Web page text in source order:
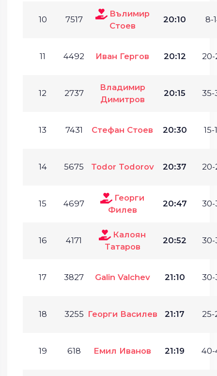
10 7517
Вълимир
Стоев
20:10 8-
11 4492 Иван Гергов 20:12 20-
12 2737
Владимир
Димитров
20:15 35-
13 7431 Стефан Стоев 20:30 15-
14 5675 Todor Todorov 20:37 20-
15 4697
Георги
Филев
20:47 30-
16 4171
Калоян
Татаров
20:52 30-
17 3827 Galin Valchev 21:10 30-
18 3255 Георги Василев 21:17 25-
19 618 Емил Иванов 21:19 40-